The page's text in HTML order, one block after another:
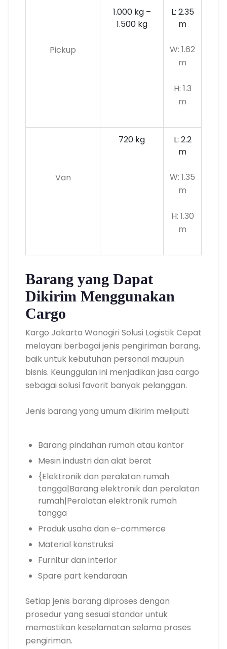
Pickup
1.000 kg –
1.500 kg
L: 2.35
m
W: 1.62
m
H: 1.3
m
Van
720 kg
L: 2.2
m
W: 1.35
m
H: 1.30
m
Barang yang Dapat
Dikirim Menggunakan
Cargo
Kargo Jakarta Wonogiri Solusi Logistik Cepat
melayani berbagai jenis pengiriman barang,
baik untuk kebutuhan personal maupun
bisnis. Keunggulan ini menjadikan jasa cargo
sebagai solusi favorit banyak pelanggan.
Jenis barang yang umum dikirim meliputi:
Barang pindahan rumah atau kantor
Mesin industri dan alat berat
{Elektronik dan peralatan rumah
tangga|Barang elektronik dan peralatan
rumah|Peralatan elektronik rumah
tangga
Produk usaha dan e-commerce
Material konstruksi
Furnitur dan interior
Spare part kendaraan
Setiap jenis barang diproses dengan
prosedur yang sesuai standar untuk
memastikan keselamatan selama proses
pengiriman.